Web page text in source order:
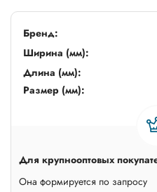
Бренд:
Ширина (мм):
Длина (мм):
Размер (мм):
Для крупнооптовых
Она формируется по запросу